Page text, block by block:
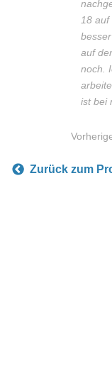
18
auf
noch.
ist bei
Zurück zum